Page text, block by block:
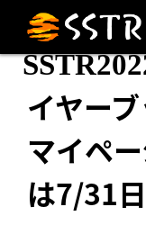
イヤー
マイペ
は7/31